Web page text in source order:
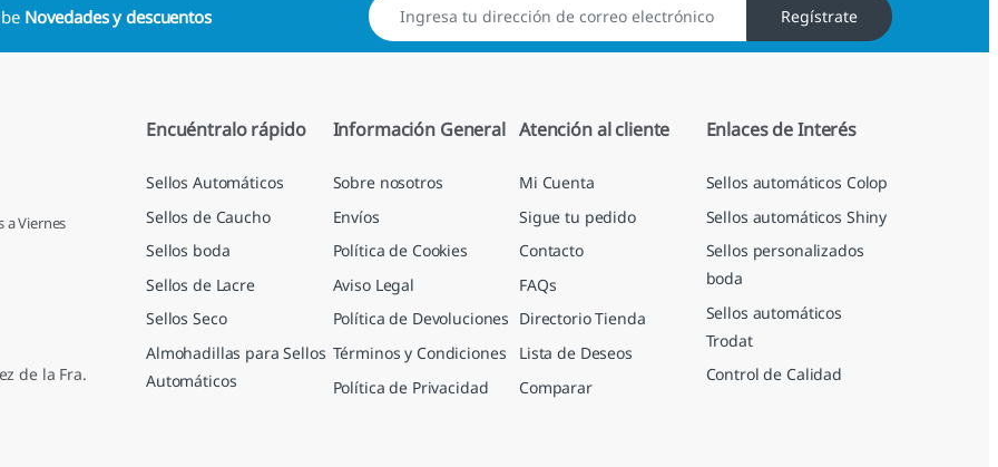
Novedades y descuentos Regístrate
a Viernes
de la Fra.
Encuéntralo rápido
Sellos Automáticos
Sellos de Caucho
Sellos boda
Sellos de Lacre
Sellos Seco
Almohadillas para Sellos
Automáticos
Información General
Sobre nosotros
Envíos
Política de Cookies
Aviso Legal
Política de Devoluciones
Términos y Condiciones
Política de Privacidad
Atención al cliente
Mi Cuenta
Sigue tu pedido
Contacto
FAQs
Directorio Tienda
Lista de Deseos
Comparar
Enlaces de Interés
Sellos automáticos Colop
Sellos automáticos Shiny
Sellos personalizados
boda
Sellos automáticos
Trodat
Control de Calidad